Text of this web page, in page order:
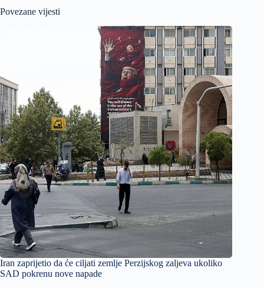
Povezane vijesti
Iran zaprijetio da će ciljati zemlje Perzijskog zaljeva ukoliko
SAD pokrenu nove napade